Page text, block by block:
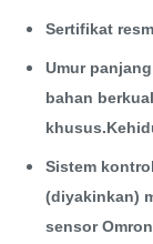
Sertifikat
Umur
bahan
Sistem
(diyakinkan)
sensor